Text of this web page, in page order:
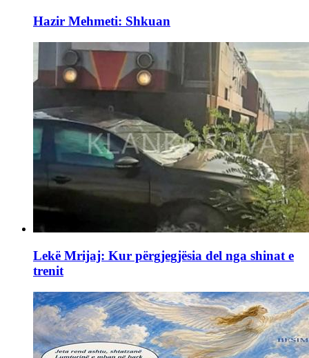
Hazir Mehmeti: Shkuan
Lekë Mrijaj: Kur përgjegjësia del nga shinat e
trenit